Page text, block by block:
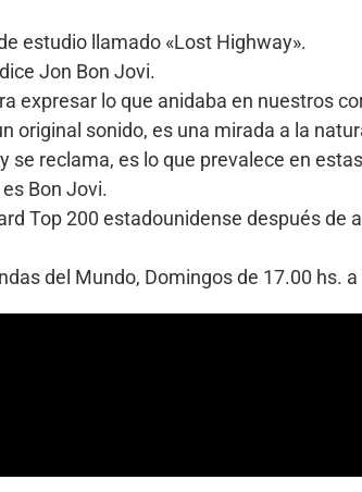
estudio llamado «Lost Highway».
Jon Bon Jovi.
expresar lo que anidaba en nuestros
original sonido, es una mirada a la
se reclama, es lo que prevalece en
Bon Jovi.
Top 200 estadounidense después
del Mundo, Domingos de 17.00 hs.